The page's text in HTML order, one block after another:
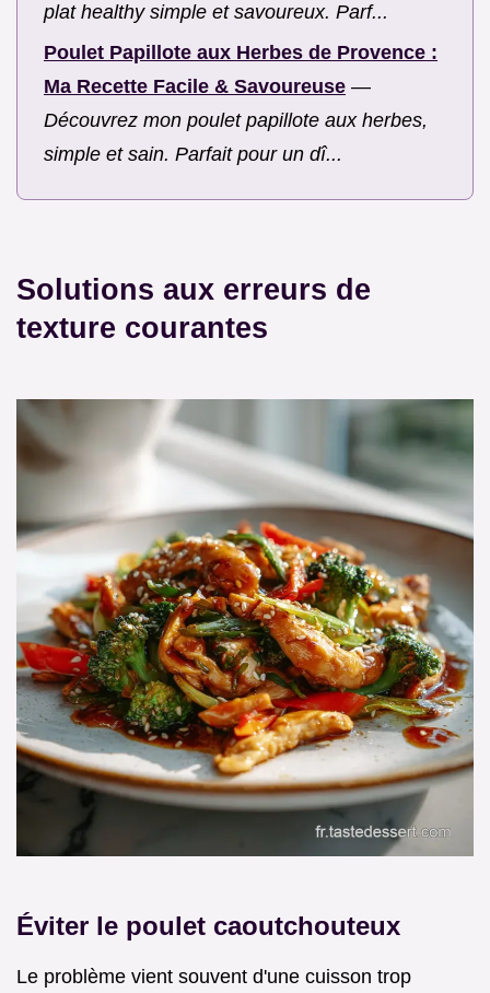
plat healthy simple et savoureux. Parf...
Poulet Papillote aux Herbes de Provence :
Ma Recette Facile & Savoureuse —
Découvrez mon poulet papillote aux herbes,
simple et sain. Parfait pour un dî...
Solutions aux erreurs de
texture courantes
Éviter le poulet caoutchouteux
Le problème vient souvent d'une cuisson trop